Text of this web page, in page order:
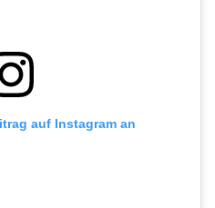
auf Instagram an